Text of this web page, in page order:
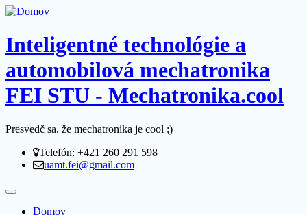
Inteligentné technológie a
automobilová mechatronika
FEI STU - Mechatronika.cool
Presvedč sa, že mechatronika je cool ;)
Telefón: +421 260 291 598
uamt.fei@gmail.com
Domov